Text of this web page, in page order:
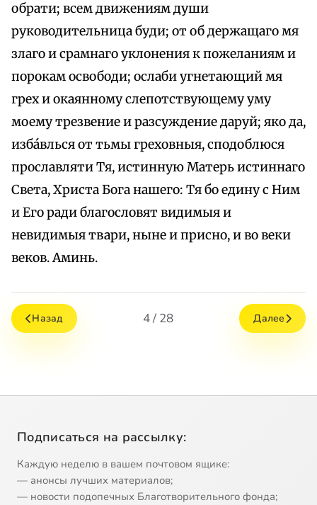
обрати; всем движениям души
руководительница буди; от об держащаго мя
злаго и срамнаго уклонения к пожеланиям и
порокам освободи; ослаби угнетающий мя
грех и окаянному слепотствующему уму
моему трезвение и разсуждение даруй; яко да,
изба́влься от тьмы греховныя, сподоблюся
прославляти Тя, истинную Матерь истиннаго
Света, Христа Бога нашего: Тя бо едину с Ним
и Его ради благословят видимыя и
невидимыя твари, ныне и присно, и во веки
веков. Аминь.
Назад 4 / 28 Далее
Подписаться на рассылку:
Каждую неделю в вашем почтовом ящике:
— анонсы лучших материалов;
— новости подопечных Благотворительного фонда;